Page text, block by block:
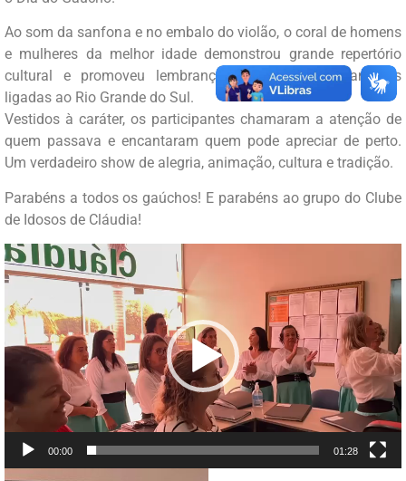
Ao som da sanfona e no embalo do violão, o coral de homens
e mulheres da melhor idade demonstrou grande repertório
cultural e promoveu lembranças com canções famosas
ligadas ao Rio Grande do Sul.
Vestidos à caráter, os participantes chamaram a atenção de
quem passava e encantaram quem pode apreciar de perto.
Um verdadeiro show de alegria, animação, cultura e tradição.
Parabéns a todos os gaúchos! E parabéns ao grupo do Clube
de Idosos de Cláudia!
Tocador
de
vídeo
00:00 01:28